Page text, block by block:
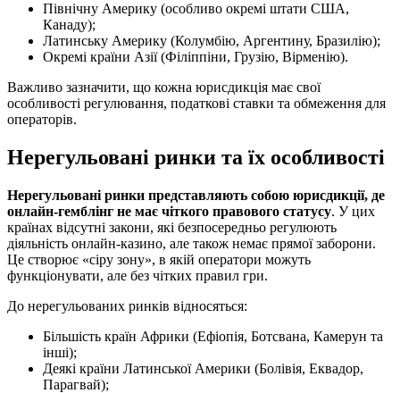
Північну Америку (особливо окремі штати США,
Канаду);
Латинську Америку (Колумбію, Аргентину, Бразилію);
Окремі країни Азії (Філіппіни, Грузію, Вірменію).
Важливо зазначити, що кожна юрисдикція має свої
особливості регулювання, податкові ставки та обмеження для
операторів.
Нерегульовані ринки та їх особливості
Нерегульовані ринки представляють собою юрисдикції, де
онлайн-гемблінг не має чіткого правового статусу. У цих
країнах відсутні закони, які безпосередньо регулюють
діяльність онлайн-казино, але також немає прямої заборони.
Це створює «сіру зону», в якій оператори можуть
функціонувати, але без чітких правил гри.
До нерегульованих ринків відносяться:
Більшість країн Африки (Ефіопія, Ботсвана, Камерун та
інші);
Деякі країни Латинської Америки (Болівія, Еквадор,
Парагвай);